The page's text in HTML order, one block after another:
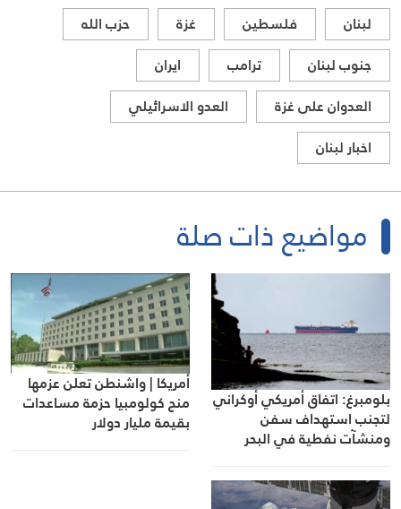
لبنان فلسطين غزة
حزب الله
جنوب لبنان
ترامب
ايران
العدوان على غزة
العدو الاسرائيلي
اخبار لبنان
مواضيع ذات صلة
بلومبرغ: اتفاق أمريكي أوكراني
لتجنب استهداف سفن
ومنشآت نفطية في البحر
أمريكا | واشنطن تعلن عزمها
منح كولومبيا حزمة مساعدات
بقيمة مليار دولار